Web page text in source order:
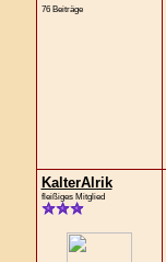
76 Beiträge
KalterAlrik
fleißiges Mitglied